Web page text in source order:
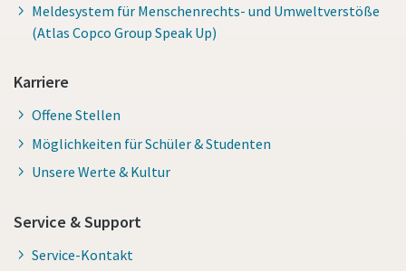
Meldesystem für Menschenrechts- und Umweltverstöße
(Atlas Copco Group Speak Up)
Karriere
Offene Stellen
Möglichkeiten für Schüler & Studenten
Unsere Werte & Kultur
Service & Support
Service-Kontakt